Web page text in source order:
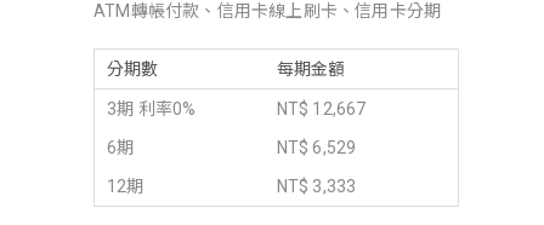
ATM轉帳付款、信用卡線上刷卡、信用卡分期
分期數 每期金額
3期 利率0%
NT$ 12,667
6期
NT$ 6,529
12期
NT$ 3,333